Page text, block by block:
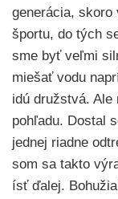
generácia,
športu, do tých
sme byť veľmi
miešať vodu
idú družstvá. Ale
pohľadu. Dostal
jednej riadne
som sa takto
ísť ďalej.